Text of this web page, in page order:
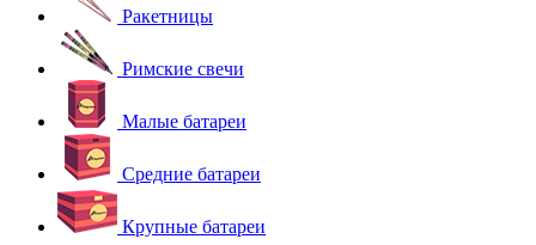
Ракетницы
Римские свечи
Малые батареи
Средние батареи
Крупные батареи